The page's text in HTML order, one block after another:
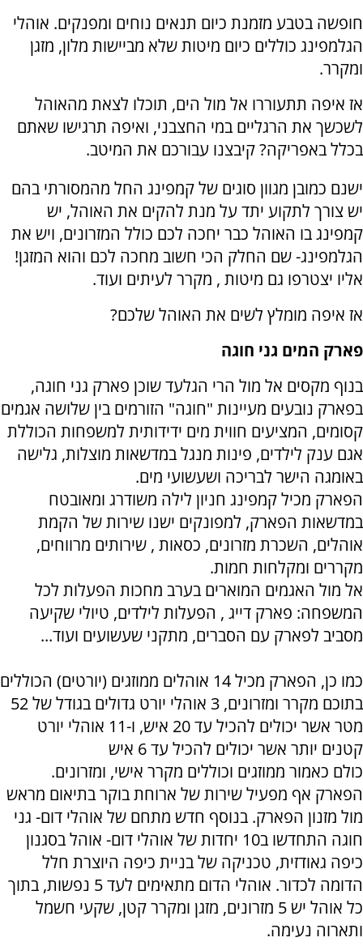
חופשה בטבע מזמנת כיום תנאים נוחים ומפנקים. אוהלי
הגלמפינג כוללים כיום מיטות שלא מביישות מלון, מזגן
ומקרר.
אז איפה תתעוררו אל מול הים, תוכלו לצאת מהאוהל
לשכשך את הרגליים במי החצבני, ואיפה תרגישו שאתם
בכלל באפריקה? קיבצנו עבורכם את המיטב.
ישנם כמובן מגוון סוגים של קמפינג החל מהמסורתי בהם
יש צורך לתקוע יתד על מנת להקים את האוהל, יש
קמפינג בו האוהל כבר יחכה לכם כולל המזרונים, ויש את
הגלמפינג- שם החלק הכי חשוב מחכה לכם והוא המזגן!
אליו יצטרפו גם מיטות , מקרר לעיתים ועוד.
אז איפה מומלץ לשים את האוהל שלכם?
פארק המים גני חוגה
בנוף מקסים אל מול הרי הגלעד שוכן פארק גני חוגה,
בפארק נובעים מעיינות "חוגה" הזורמים בין שלושה אגמים
קסומים, המציעים חווית מים ידידותית למשפחות הכוללת
אגם ענק לילדים, פינות מנגל במדשאות מוצלות, גלישה
באומגה הישר לבריכה ושעשועי מים.
הפארק מכיל קמפינג חניון לילה משודרג ומאובטח
במדשאות הפארק, למפונקים ישנו שירות של הקמת
אוהלים, השכרת מזרונים, כסאות , שירותים מרווחים,
מקררים ומקלחות חמות.
אל מול האגמים המוארים בערב מחכות הפעלות לכל
המשפחה: פארק דייג , הפעלות לילדים, טיולי שקיעה
מסביב לפארק עם הסברים, מתקני שעשועים ועוד...
כמו כן, הפארק מכיל 14 אוהלים ממוזגים (יורטים) הכוללים
בתוכם מקרר ומזרונים, 3 אוהלי יורט גדולים בגודל של 52
מטר אשר יכולים להכיל עד 20 איש, ו-11 אוהלי יורט
קטנים יותר אשר יכולים להכיל עד 6 איש
כולם כאמור ממוזגים וכוללים מקרר אישי, ומזרונים.
הפארק אף מפעיל שירות של ארוחת בוקר בתיאום מראש
מול מזנון הפארק. בנוסף חדש מתחם של אוהלי דום- גני
חוגה התחדשו ב10 יחדות של אוהלי דום- אוהל בסגנון
כיפה גאודזית, טכניקה של בניית כיפה היוצרת חלל
הדומה לכדור. אוהלי הדום מתאימים לעד 5 נפשות, בתוך
כל אוהל יש 5 מזרונים, מזגן ומקרר קטן, שקעי חשמל
ותארוה נעימה.